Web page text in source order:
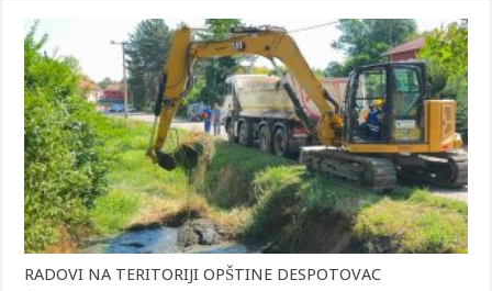
RADOVI NA TERITORIJI OPŠTINE DESPOTOVAC